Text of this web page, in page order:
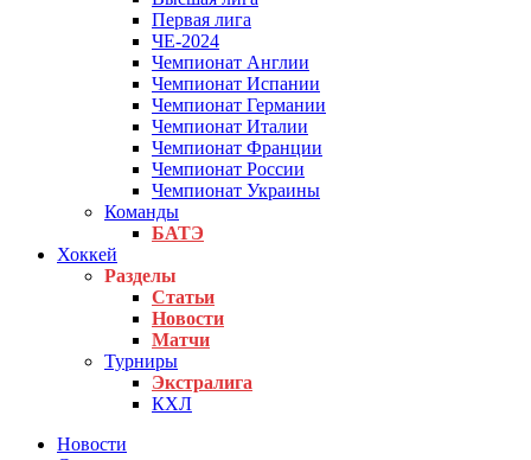
Первая лига
ЧЕ-2024
Чемпионат Англии
Чемпионат Испании
Чемпионат Германии
Чемпионат Италии
Чемпионат Франции
Чемпионат России
Чемпионат Украины
Команды
БАТЭ
Хоккей
Разделы
Статьи
Новости
Матчи
Турниры
Экстралига
КХЛ
Новости